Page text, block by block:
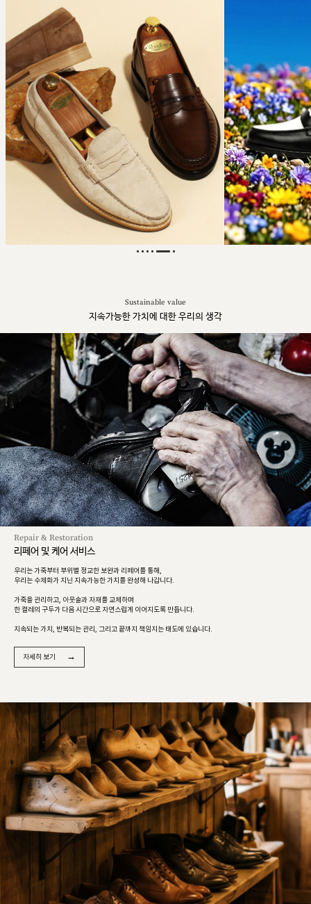
Sustainable value
지속가능한 가치에 대한 우리의 생각
Repair & Restoration
리페어 및 케어 서비스
우리는 가죽부터 부위별 정교한 보완과 리페어를 통해,
우리는 수제화가 지닌 지속가능한 가치를 완성해 나갑니다.
가죽을 관리하고, 아웃솔과 자재를 교체하며
한 켤레의 구두가 다음 시간으로 자연스럽게 이어지도록 만듭니다.
지속되는 가치, 반복되는 관리, 그리고 끝까지 책임지는 태도에 있습니다.
자세히 보기 →